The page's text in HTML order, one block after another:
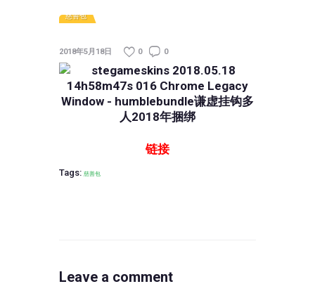
慈善包
2018年5月18日 0 0
链接
Tags: 慈善包
Leave a comment